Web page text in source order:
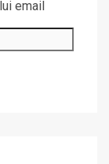
email